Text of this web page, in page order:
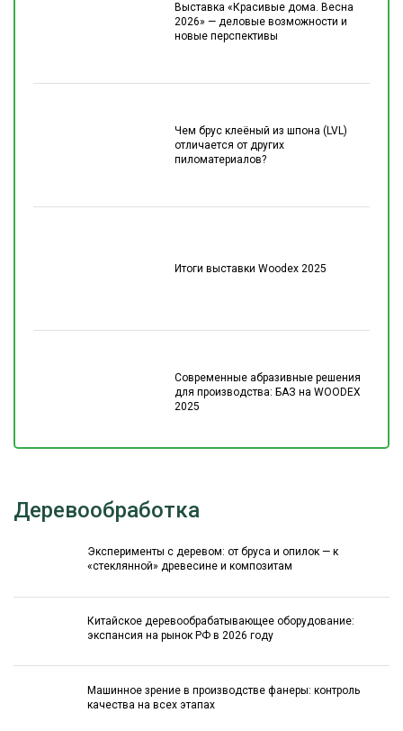
Выставка «Красивые дома. Весна
2026» — деловые возможности и
новые перспективы
Чем брус клеёный из шпона (LVL)
отличается от других
пиломатериалов?
Итоги выставки Woodex 2025
Современные абразивные решения
для производства: БАЗ на WOODEX
2025
Деревообработка
Эксперименты с деревом: от бруса и опилок — к
«стеклянной» древесине и композитам
Китайское деревообрабатывающее оборудование:
экспансия на рынок РФ в 2026 году
Машинное зрение в производстве фанеры: контроль
качества на всех этапах